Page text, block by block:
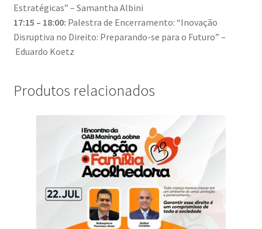
Estratégicas” – Samantha Albini
17:15 – 18:00: Palestra de Encerramento: “Inovação
Disruptiva no Direito: Preparando-se para o Futuro” –
Eduardo Koetz
Produtos relacionados